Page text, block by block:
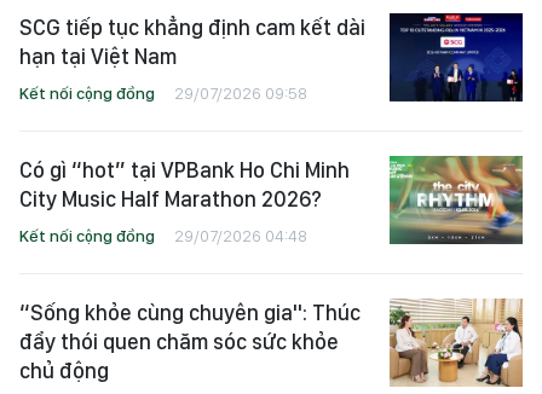
SCG tiếp tục khẳng định cam kết dài
hạn tại Việt Nam
Kết nối cộng đồng 29/07/2026 09:58
Có gì “hot” tại VPBank Ho Chi Minh
City Music Half Marathon 2026?
Kết nối cộng đồng 29/07/2026 04:48
“Sống khỏe cùng chuyên gia": Thúc
đẩy thói quen chăm sóc sức khỏe
chủ động